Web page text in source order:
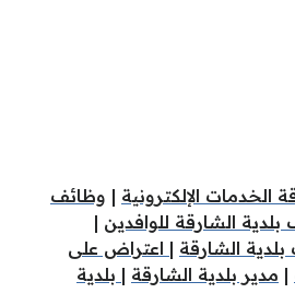
الخدمات الإلكترونية | وظائف
الشارقة للوافدين |
الشارقة | اعتراض على
| مدير بلدية الشارقة | بلدية